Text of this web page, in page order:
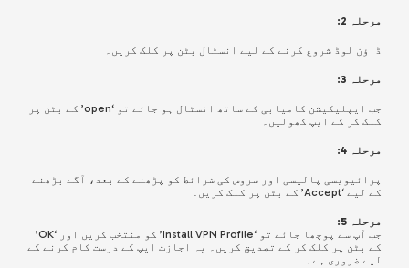
مرحلہ 2:
ڈاؤن لوڈ شروع کرنے کے لیے انسٹال بٹن پر کلک کریں۔
مرحلہ 3:
جب ایپلیکیشن کامیابی کے ساتھ انسٹال ہو جائے تو ‘open’ کے بٹن پر
کلک کر کے ایپ کھولیں۔
مرحلہ 4:
پرائیویسی پالیسی اور سروس کی شرائط کو پڑھنے کے بعد، آگے بڑھنے
کے لیے ‘Accept’ کے بٹن پر کلک کریں۔
مرحلہ 5:
جب آپ سے پوچھا جائے تو ‘Install VPN Profile’ کو منتخب کریں اور ‘OK’
کے بٹن پر کلک کر کے تصدیق کریں۔ یہ اجازت ایپ کے درست کام کرنے کے
لیے ضروری ہے۔